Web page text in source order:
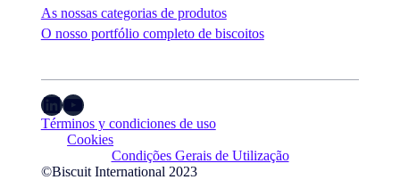
As nossas categorias de produtos
O nosso portfólio completo de biscoitos
LinkedIn YouTube
Términos y condiciones de uso
Cookies
Condições Gerais de Utilização
©Biscuit International 2023